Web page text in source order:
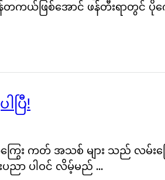
တကယ်ဖြစ်အောင် ဖန်တီးရာတွင် ပို
ပြီ!
ေး ကတ် အသစ် များ သည် လမ်းက
ညာ ပါဝင် လိမ့်မည် ...